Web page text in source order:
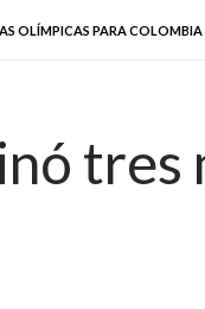
OLÍMPICAS PARA COLOMBIA
tres